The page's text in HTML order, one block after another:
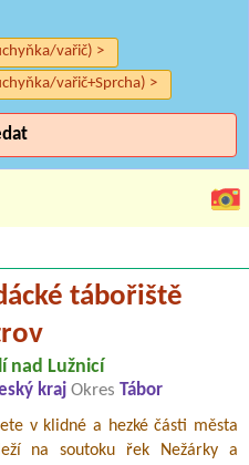
vařič) >
vařič+Sprcha) >
tábořiště
nad Lužnicí
kraj Okres
Tábor
v klidné a hezké části města
na soutoku řek Nežárky a